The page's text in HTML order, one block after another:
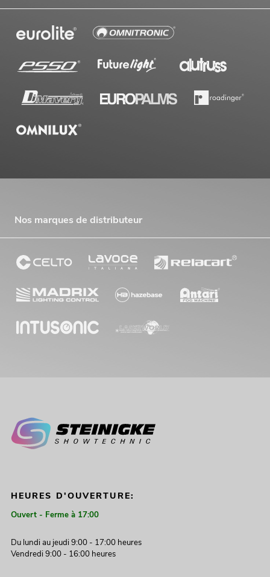
Nos marques de distributeur
HEURES D'OUVERTURE:
Ouvert - Ferme à 17:00
Du lundi au jeudi 9:00 - 17:00 heures
Vendredi 9:00 - 16:00 heures